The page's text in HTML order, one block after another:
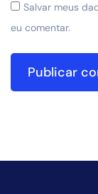
Salvar meus
eu comentar.